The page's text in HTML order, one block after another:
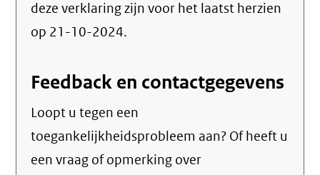
deze verklaring zijn voor het laatst herzien
op 21-10-2024.
Feedback en contactgegevens
Loopt u tegen een
toegankelijkheidsprobleem aan? Of heeft u
een vraag of opmerking over